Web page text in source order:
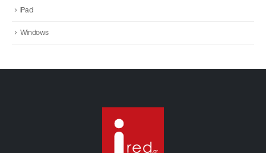
iPad
Windows